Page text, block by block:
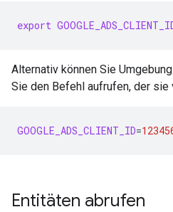
export
Alternativ können Sie
Sie den Befehl aufrufen, der sie
GOOGLE_ADS_CLIENT_ID=
Entitäten abrufen